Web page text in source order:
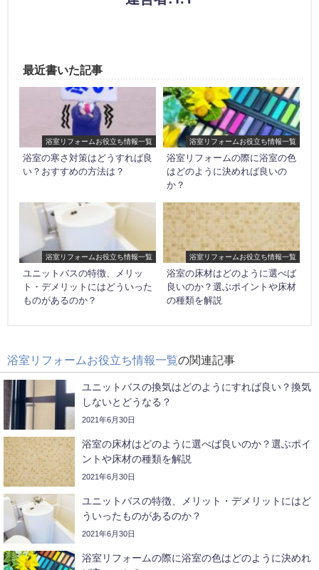
最近書いた記事
浴室リフォームお役立ち情報一覧
浴室の寒さ対策はどうすれば良
い？おすすめの方法は？
浴室リフォームお役立ち情報一覧
浴室リフォームの際に浴室の色
はどのように決めれば良いの
か？
浴室リフォームお役立ち情報一覧
ユニットバスの特徴、メリッ
ト・デメリットにはどういった
ものがあるのか？
浴室リフォームお役立ち情報一覧
浴室の床材はどのように選べば
良いのか？選ぶポイントや床材
の種類を解説
浴室リフォームお役立ち情報一覧の関連記事
ユニットバスの換気はどのようにすれば良い？換気
しないとどうなる？
2021年6月30日
浴室の床材はどのように選べば良いのか？選ぶポイ
ントや床材の種類を解説
2021年6月30日
ユニットバスの特徴、メリット・デメリットにはど
ういったものがあるのか？
2021年6月30日
浴室リフォームの際に浴室の色はどのように決めれ